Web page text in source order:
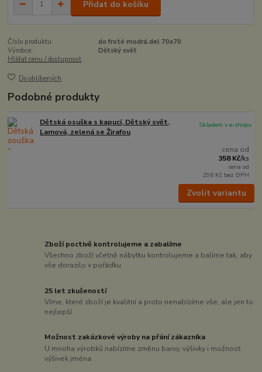
Přidat do košíku
Číslo produktu:
do froté modrá.del 70x70
Výrobce:
Dětský svět
Hlídat cenu / dostupnost
Do oblíbených
Podobné produkty
Dětská osuška s kapucí, Dětský svět,
Lamová, zelená se Žirafou
cena od
358 Kč/ks
cena od
296 Kč bez DPH
Skladem v e-shopu
Zvolit variantu
Zboží poctivě kontrolujeme a zabalíme
Všechno zboží včetně nábytku kontrolujeme a balíme tak, aby
vše dorazilo v pořádku
25 let zkušeností
Víme, které zboží je kvalitní a proto nenabízíme vše, ale jen to
nejlepší
Možnost zakázkové výroby na přání zákazníka
U mnoha výrobků nabízíme změnu barvy, výšivky i možnost
výšivek jména